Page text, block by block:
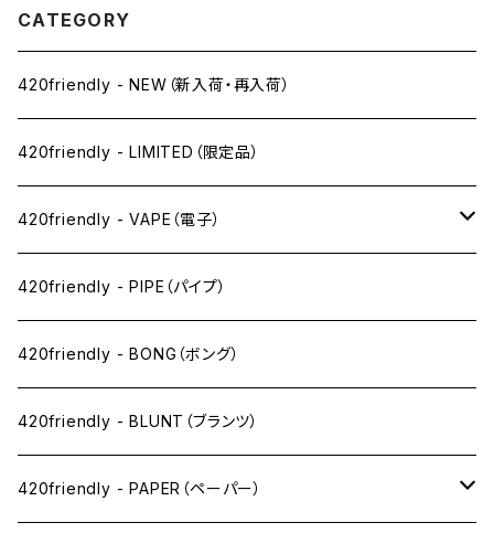
CATEGORY
420friendly - NEW（新入荷・再入荷）
420friendly - LIMITED（限定品）
420friendly - VAPE（電子）
ペン下
ニコパフ系
ドライ系
ワックス系
420friendly - PIPE（パイプ）
420friendly - BONG（ボング）
420friendly - BLUNT（ブランツ）
420friendly - PAPER（ペーパー）